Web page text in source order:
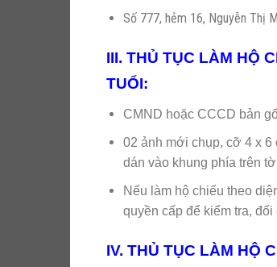
Số 777, hẻm 16, Nguyễn Thị
III. THỦ TỤC LÀM HỘ
TUỔI:
CMND hoặc CCCD bản
02 ảnh mới chụp, cỡ 4 x 6
dán vào khung phía trên
Nếu làm hộ chiếu theo
quyền cấp để kiểm tra,
IV. THỦ TỤC LÀM HỘ